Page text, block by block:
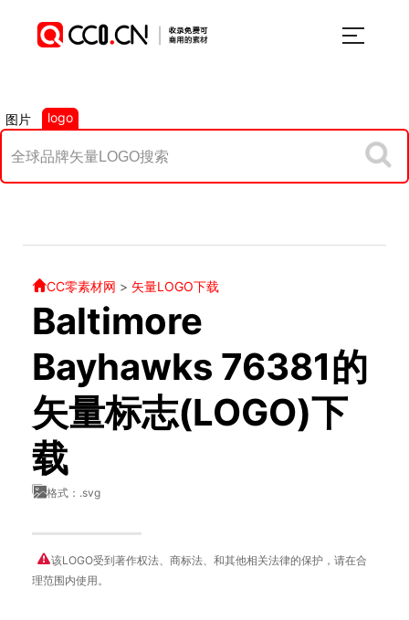
图片 logo
CC零素材网 > 矢量LOGO下载
Baltimore
Bayhawks 76381的
矢量标志(LOGO)下
载
格式：.svg
该LOGO受到著作权法、商标法、和其他相关法律的保护，请在合
理范围内使用。